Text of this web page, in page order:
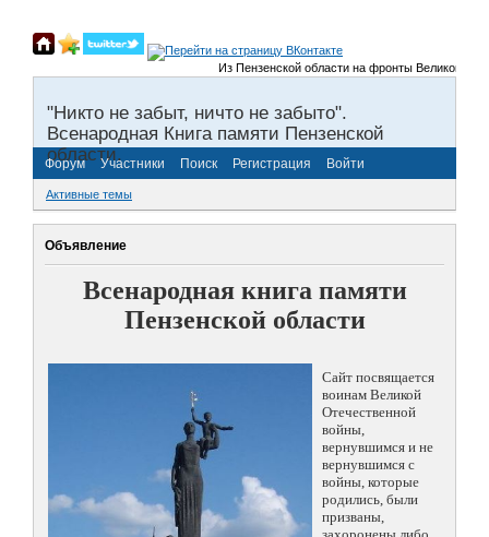
Из Пензенской области на фронты Великой
"Никто не забыт, ничто не забыто".
Всенародная Книга памяти Пензенской
области.
Форум Участники Поиск Регистрация Войти
Активные темы
Объявление
Всенародная книга памяти
Пензенской области
Сайт посвящается
воинам Великой
Отечественной
войны,
вернувшимся и не
вернувшимся с
войны, которые
родились, были
призваны,